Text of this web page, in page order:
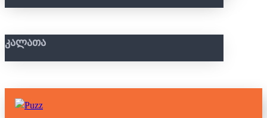
ᲙᲐᲚᲐᲗᲐ